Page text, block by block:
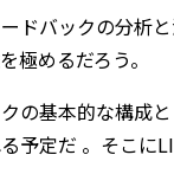
ドバックの分析
極めるだろう。
の基本的な構成
予定だ 。そこに